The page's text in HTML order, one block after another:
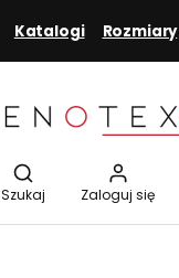
Katalogi Rozmiary
Otwórz wyszukiwarkę
Szukaj Zaloguj się